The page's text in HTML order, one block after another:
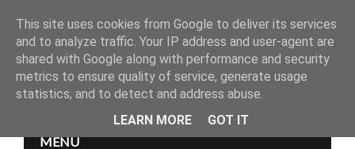
MENU
This site uses cookies from Google to deliver its services
and to analyze traffic. Your IP address and user-agent are
shared with Google along with performance and security
metrics to ensure quality of service, generate usage
statistics, and to detect and address abuse.
LEARN MORE
GOT IT